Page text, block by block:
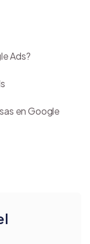
Ads?
en Google